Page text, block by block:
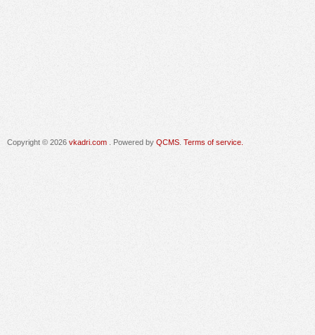
Copyright © 2026 vkadri.com . Powered by QCMS Terms of service.